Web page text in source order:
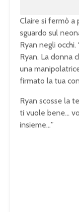
Claire si fermò a
sguardo sul
Ryan negli
Ryan. La donna
una
firmato la tua
Ryan scosse la
ti vuole bene…
insieme…”